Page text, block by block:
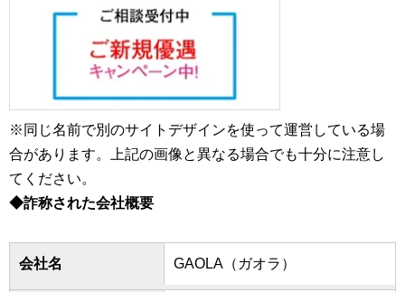
※同じ名前で別のサイトデザインを使って運営している場
合があります。上記の画像と異なる場合でも十分に注意し
てください。
◆詐称された会社概要
会社名 GAOLA（ガオラ）